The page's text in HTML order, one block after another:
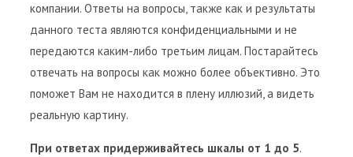
компании. Ответы на вопросы, также как и результаты
данного теста являются конфиденциальными и не
передаются каким-либо третьим лицам. Постарайтесь
отвечать на вопросы как можно более объективно. Это
поможет Вам не находится в плену иллюзий, а видеть
реальную картину.
При ответах придерживайтесь шкалы от 1 до 5.